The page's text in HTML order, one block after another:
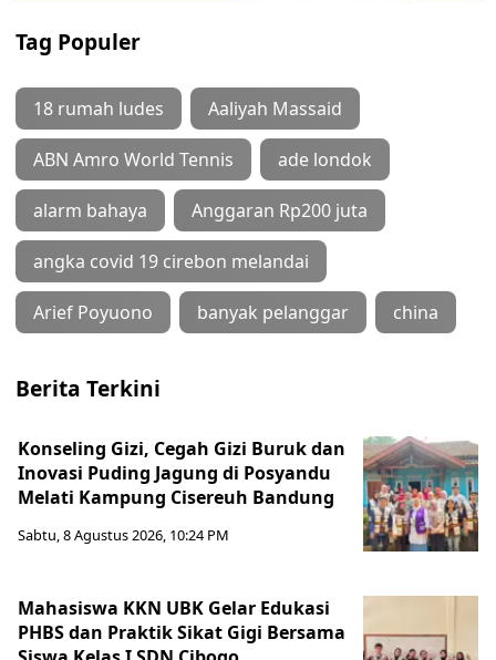
Tag Populer
18 rumah ludes Aaliyah Massaid
ABN Amro World Tennis ade londok
alarm bahaya Anggaran Rp200 juta
angka covid 19 cirebon melandai
Arief Poyuono banyak pelanggar china
Berita Terkini
Konseling Gizi, Cegah Gizi Buruk dan
Inovasi Puding Jagung di Posyandu
Melati Kampung Cisereuh Bandung
Sabtu, 8 Agustus 2026, 10:24 PM
Mahasiswa KKN UBK Gelar Edukasi
PHBS dan Praktik Sikat Gigi Bersama